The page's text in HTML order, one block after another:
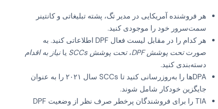
هر فروشنده آمریکایی در مدیر تگ، پشته تبلیغاتی و کانتینر
سمت‌سرور خود را موجودی کنید.
هر کدام را در مقابل لیست فعال DPF اطلاعاتی کنید. به
صورتتحت پوشش DPF ،تحت پوشش SCCs یانیاز به اقدام
دسته‌بندی کنید.
DPAها را به‌روزرسانی کنید تا SCCs سال ۲۰۲۱ را به عنوان
جایگزین خودکار شامل شوند.
TIA را برای فروشندگان پرخطر صرف نظر از وضعیت DPF